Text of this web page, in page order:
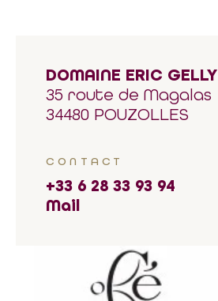
DOMAINE ERIC GELLY
35 route de Magalas
34480 POUZOLLES
CONTACT
+33 6 28 33 93 94
Mail